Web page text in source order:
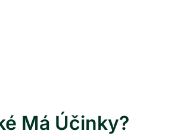
Má Účinky?